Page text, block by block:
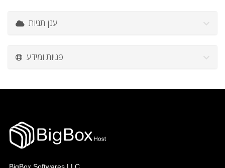
ענן תגיות
פניות ומידע